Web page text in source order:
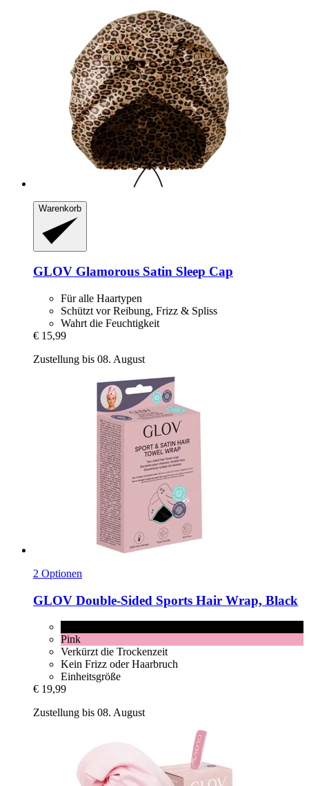
Warenkorb
GLOV Glamorous Satin Sleep Cap
Für alle Haartypen
Schützt vor Reibung, Frizz & Spliss
Wahrt die Feuchtigkeit
€ 15,99
Zustellung bis 08. August
2 Optionen
GLOV Double-​Sided Sports Hair Wrap, Black
Pink
Verkürzt die Trockenzeit
Kein Frizz oder Haarbruch
Einheitsgröße
€ 19,99
Zustellung bis 08. August